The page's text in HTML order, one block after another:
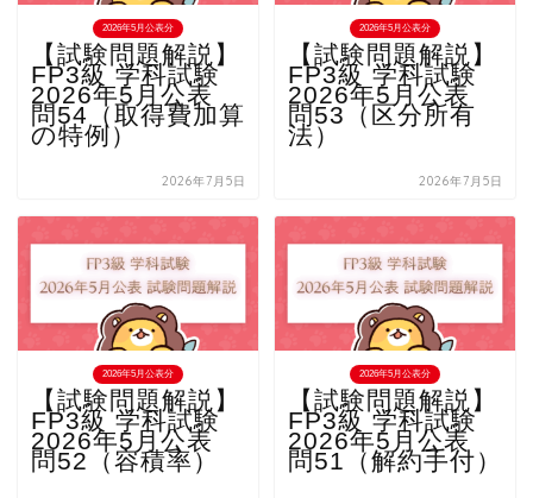
2026年5月公表分
【試験問題解説】
FP3級 学科試験
2026年5月公表
問54（取得費加算
の特例）
2026年7月5日
2026年5月公表分
【試験問題解説】
FP3級 学科試験
2026年5月公表
問53（区分所有
法）
2026年7月5日
2026年5月公表分
【試験問題解説】
FP3級 学科試験
2026年5月公表
問52（容積率）
2026年5月公表分
【試験問題解説】
FP3級 学科試験
2026年5月公表
問51（解約手付）